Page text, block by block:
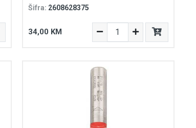
Šifra: 2608628375
34,00 KM